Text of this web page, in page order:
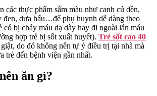
các thực phẩm sẫm màu như canh củ dền,
đen, dưa hấu…để phụ huynh dễ dàng theo
có bị chảy máu dạ dày hay đi ngoài lẫn máu
hợp trẻ bị sốt xuất huyết). Trẻ sốt cao 40
do đó không nên tự ý điều trị tại nhà mà
trẻ đến bệnh viện gần nhất.
ăn gì?